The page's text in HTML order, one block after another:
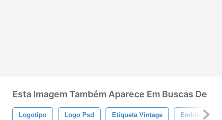
Esta Imagem Também Aparece Em Buscas De
Logotipo Logo Psd Etiqueta Vintage Emblema